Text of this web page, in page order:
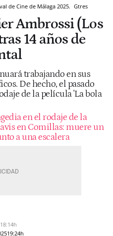
de Cine de Málaga 2025. Gtres
Ambrossi (Los
14 años de
trabajando en sus
De hecho, el pasado
de la película 'La bola
en el rodaje de la
en Comillas: muere un
a una escalera
18:14h
19:24h